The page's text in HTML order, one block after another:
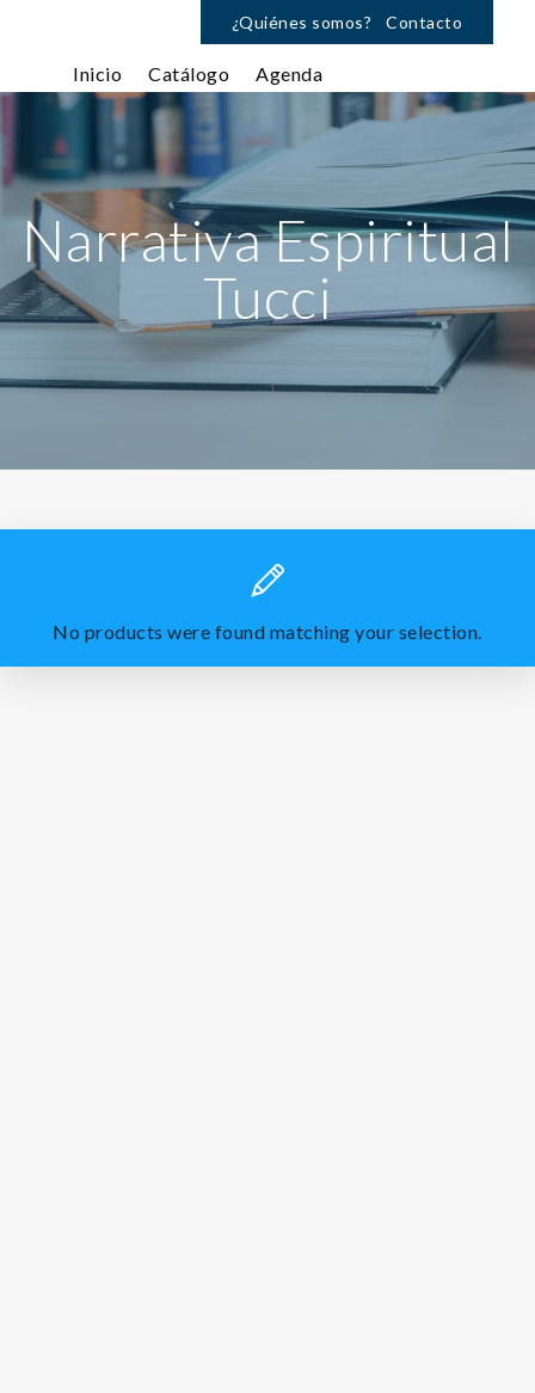
¿Quiénes somos? Contacto
Inicio Catálogo Agenda
Narrativa Espiritual
Tucci
No products were found matching your selection.